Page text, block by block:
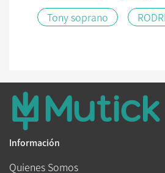
Tony soprano
Información
Quienes Somos